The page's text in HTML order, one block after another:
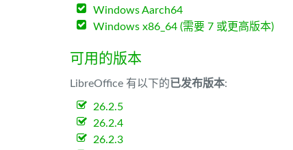
Windows Aarch64
Windows x86_64 (需要 7 或更高版本)
可用的版本
LibreOffice 有以下的已发布版本:
26.2.5
26.2.4
26.2.3